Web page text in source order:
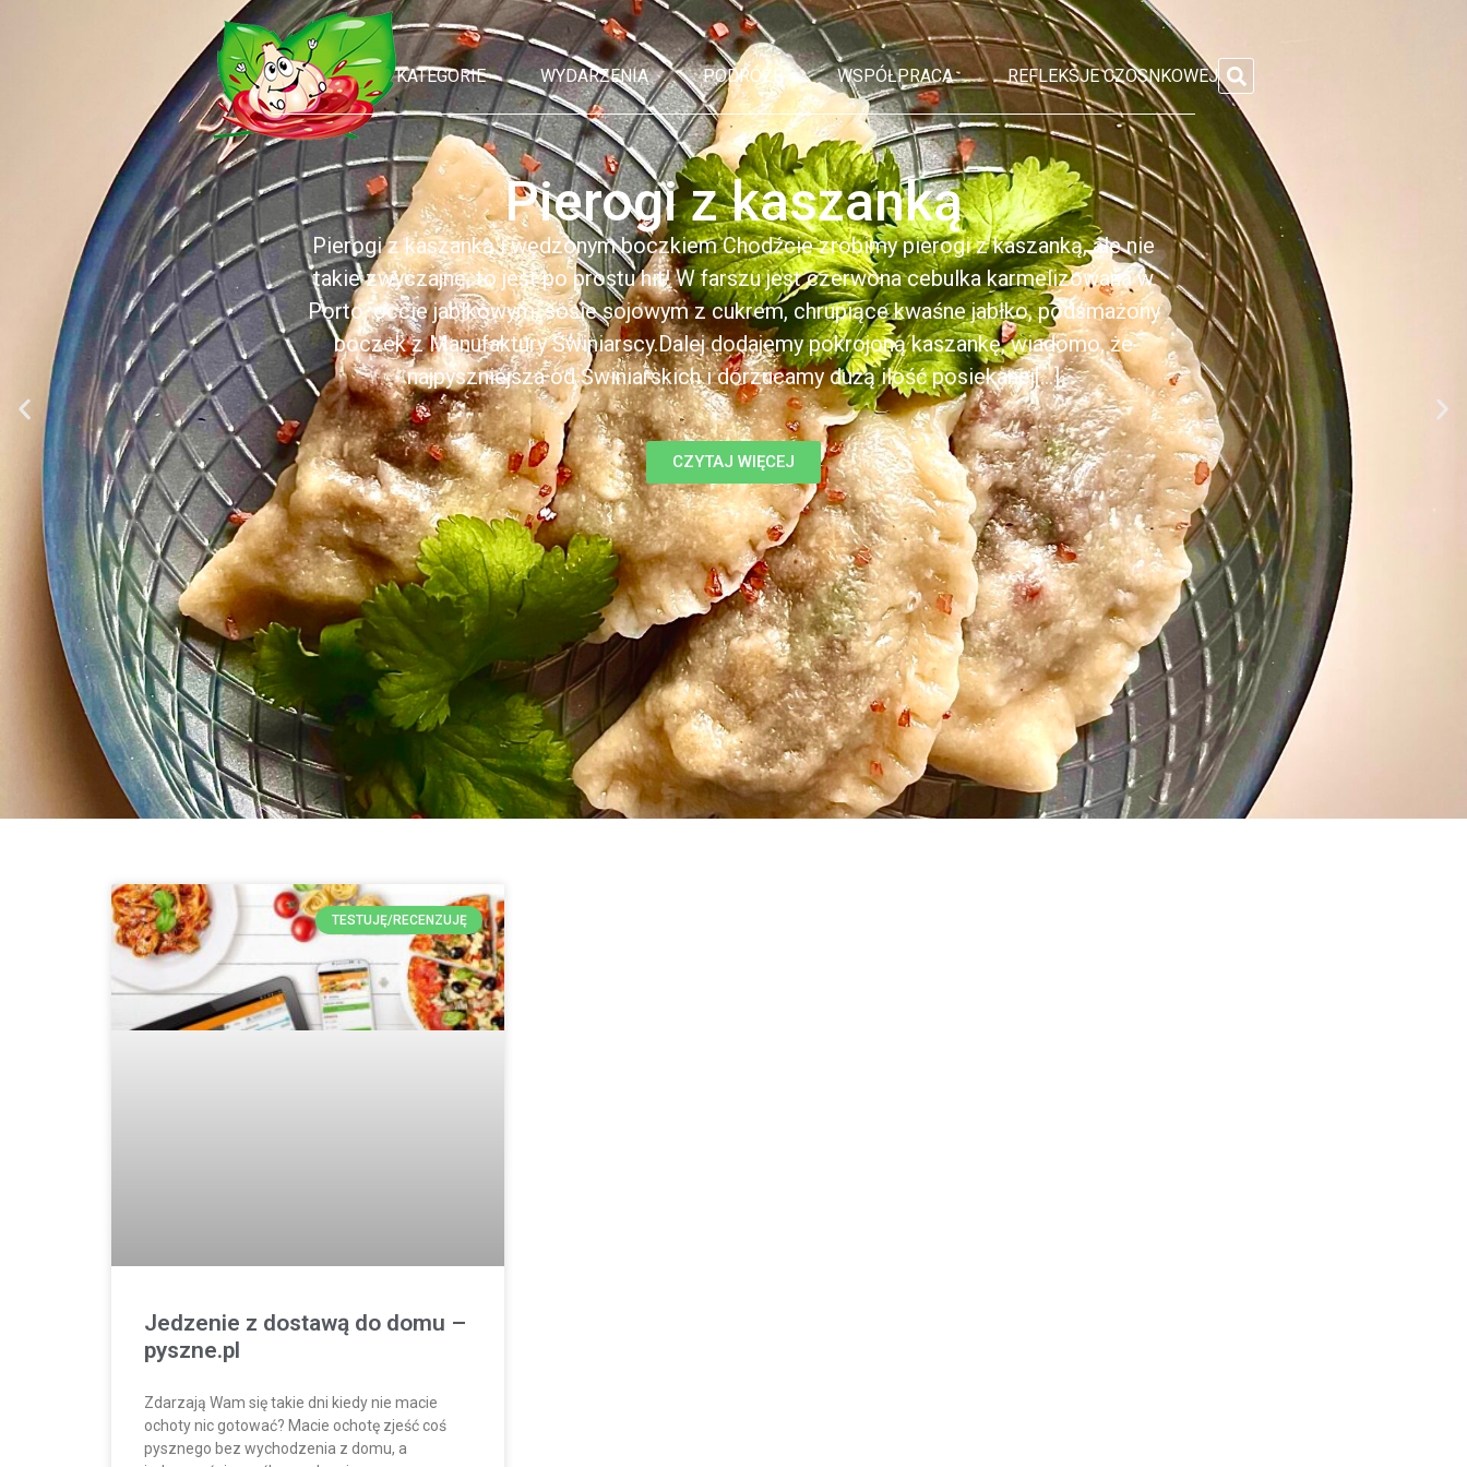
KATEGORIE WYDARZENIA PODRÓŻE WSPÓŁPRACA REFLEKSJE CZOSNKOWEJ
Pierogi z kaszanką
Pierogi z kaszanką i wędzonym boczkiem Chodźcie zrobimy pierogi z kaszanką, ale nie
takie zwyczajne, to jest po prostu hit! W farszu jest czerwona cebulka karmelizowana w
Porto, occie jabłkowym, sosie sojowym z cukrem, chrupiące kwaśne jabłko, podsmażony
boczek z Manufaktury Świniarscy.Dalej dodajemy pokrojoną kaszankę, wiadomo, że
najpyszniejsza od Świniarskich i dorzucamy dużą ilość posiekanej[...]
CZYTAJ WIĘCEJ
TESTUJĘ/RECENZUJĘ
Jedzenie z dostawą do domu –
pyszne.pl
Zdarzają Wam się takie dni kiedy nie macie
ochoty nic gotować? Macie ochotę zjeść coś
pysznego bez wychodzenia z domu, a